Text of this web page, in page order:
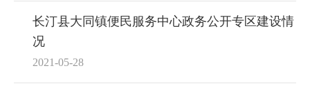
2021-05-28
长汀县大同镇便民服务中心政务公开专区建设情
况